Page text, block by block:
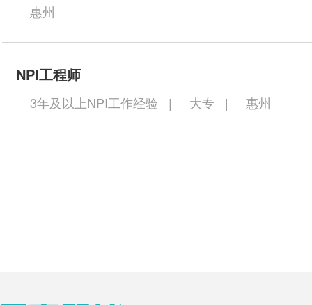
惠州
NPI工程师
3年及以上NPI工作经验 | 大专 | 惠州